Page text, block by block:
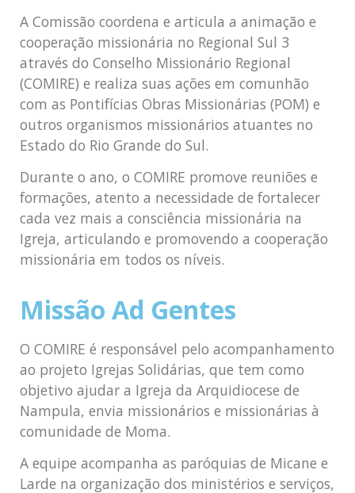
A Comissão coordena e articula a animação e
cooperação missionária no Regional Sul 3
através do Conselho Missionário Regional
(COMIRE) e realiza suas ações em comunhão
com as Pontifícias Obras Missionárias (POM) e
outros organismos missionários atuantes no
Estado do Rio Grande do Sul.
Durante o ano, o COMIRE promove reuniões e
formações, atento a necessidade de fortalecer
cada vez mais a consciência missionária na
Igreja, articulando e promovendo a cooperação
missionária em todos os níveis.
Missão Ad Gentes
O COMIRE é responsável pelo acompanhamento
ao projeto Igrejas Solidárias, que tem como
objetivo ajudar a Igreja da Arquidiocese de
Nampula, envia missionários e missionárias à
comunidade de Moma.
A equipe acompanha as paróquias de Micane e
Larde na organização dos ministérios e serviços,